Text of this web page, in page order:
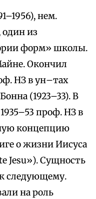
нем.
один из
форм» школы.
Окончил
НЗ в ун–тах
(1923–33). В
проф. НЗ в
концепцию
о жизни Иисуса
Jesu»). Сущность
следующему.
на роль